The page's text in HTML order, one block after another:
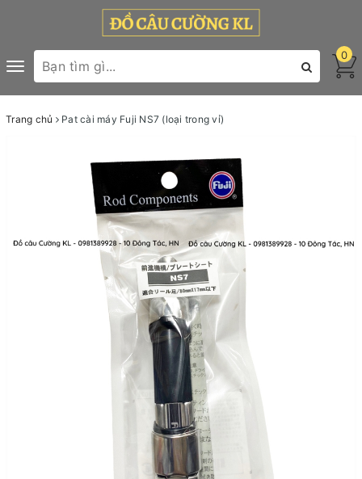
Toggle
navigation
0
Trang chủ Pat cài máy Fuji NS7 (loại trong vỉ)